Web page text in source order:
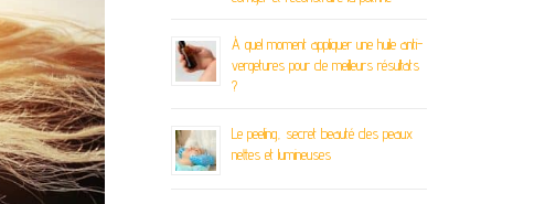
À quel moment appliquer une huile anti-
vergetures pour de meilleurs résultats
?
Le peeling, secret beauté des peaux
nettes et lumineuses